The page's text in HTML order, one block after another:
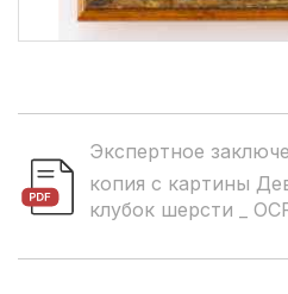
Экспертное
копия с картины
клубок шерсти _